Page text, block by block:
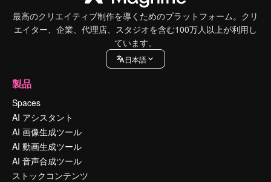
最高のクリエイティブ制作を導くためのプラットフォーム。クリ
エイター、企業、代理店、スタジオを含む100万人以上が利用し
ています。
日本語
製品
Spaces
AI アシスタント
AI 画像生成ツール
AI 動画生成ツール
AI 音声合成ツール
ストックコンテンツ